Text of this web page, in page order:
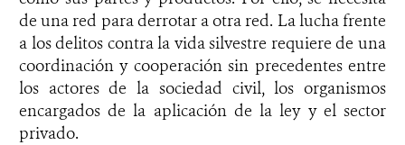
de una red para derrotar a otra red. La lucha frente
a los delitos contra la vida silvestre requiere de una
coordinación y cooperación sin precedentes entre
los actores de la sociedad civil, los organismos
encargados de la aplicación de la ley y el sector
privado.